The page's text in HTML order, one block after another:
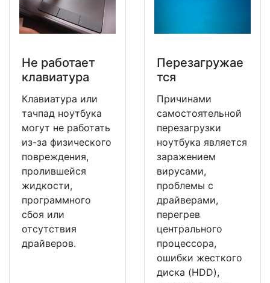
Не работает
клавиатура
Клавиатура или
тачпад ноутбука
могут не работать
из-за физического
повреждения,
пролившейся
жидкости,
программного
сбоя или
отсутствия
драйверов.
Перезагружае
тся
Причинами
самостоятельной
перезагрузки
ноутбука является
заражением
вирусами,
проблемы с
драйверами,
перегрев
центрального
процессора,
ошибки жесткого
диска (HDD),